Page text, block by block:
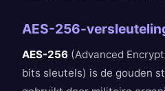
AES-256-
AES-256 (Advanced
bits sleutels) is de gouden